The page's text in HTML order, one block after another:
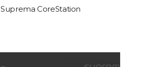
Suprema CoreStation